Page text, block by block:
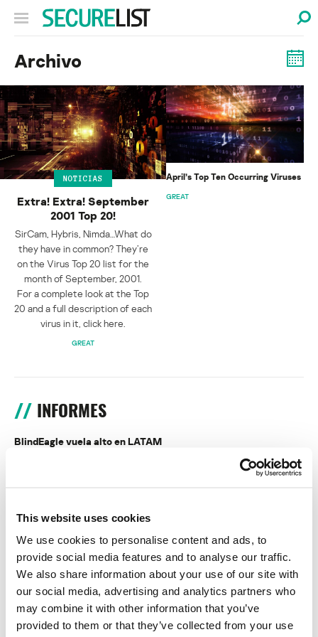
This website uses cookies
We use cookies to personalise content and ads, to
provide social media features and to analyse our traffic.
We also share information about your use of our site with
our social media, advertising and analytics partners who
may combine it with other information that you’ve
provided to them or that they’ve collected from your use
Archivo
NOTICIAS
Extra! Extra! September
2001 Top 20!
SirCam, Hybris, Nimda…What do
they have in common? They’re
on the Virus Top 20 list for the
month of September, 2001.
For a complete look at the Top
20 and a full description of each
virus in it, click here.
GREAT
April’s Top Ten Occurring Viruses
GREAT
INFORMES
BlindEagle vuela alto en LATAM
Kaspersky proporciona información sobre la actividad y los TTPs
del APT BlindEagle. Grupo que apunta a organizaciones e
Tácticas, técnicas y procedimientos (TTPs) de los grupos de
APT asiáticos modernos
MosaicRegressor: acechando en las sombras de UEFI
RevengeHotels: cibercrimen dirigido a recepciones de hotel